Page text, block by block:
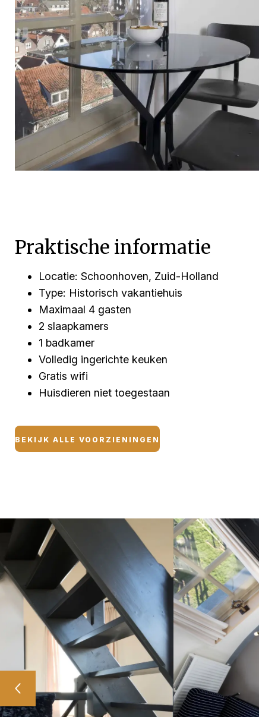
Praktische informatie
Locatie: Schoonhoven, Zuid-Holland
Type: Historisch vakantiehuis
Maximaal 4 gasten
2 slaapkamers
1 badkamer
Volledig ingerichte keuken
Gratis wifi
Huisdieren niet toegestaan
BEKIJK ALLE VOORZIENINGEN